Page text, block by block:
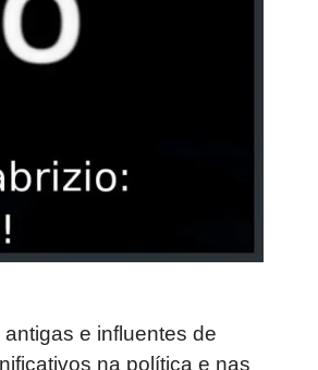
e influentes de
na política e nas